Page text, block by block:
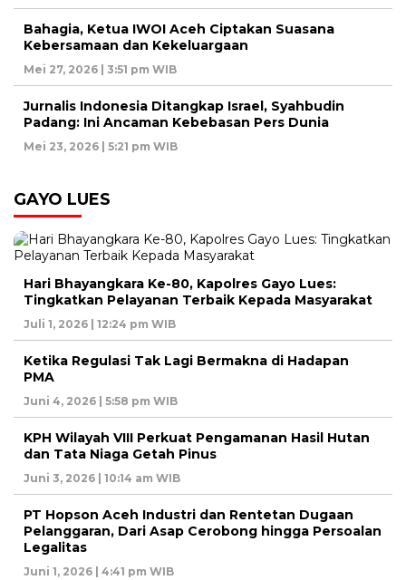
Bahagia, Ketua IWOI Aceh Ciptakan Suasana
Kebersamaan dan Kekeluargaan
Mei 27, 2026 | 3:51 pm WIB
Jurnalis Indonesia Ditangkap Israel, Syahbudin
Padang: Ini Ancaman Kebebasan Pers Dunia
Mei 23, 2026 | 5:21 pm WIB
GAYO LUES
Hari Bhayangkara Ke-80, Kapolres Gayo Lues:
Tingkatkan Pelayanan Terbaik Kepada Masyarakat
Juli 1, 2026 | 12:24 pm WIB
Ketika Regulasi Tak Lagi Bermakna di Hadapan
PMA
Juni 4, 2026 | 5:58 pm WIB
KPH Wilayah VIII Perkuat Pengamanan Hasil Hutan
dan Tata Niaga Getah Pinus
Juni 3, 2026 | 10:14 am WIB
PT Hopson Aceh Industri dan Rentetan Dugaan
Pelanggaran, Dari Asap Cerobong hingga Persoalan
Legalitas
Juni 1, 2026 | 4:41 pm WIB